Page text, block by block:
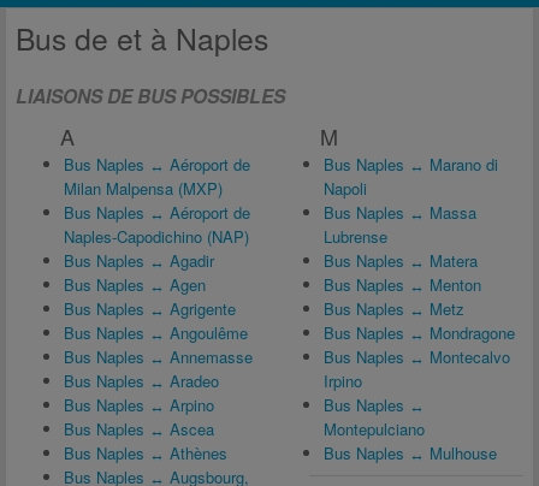
Bus de et à Naples
LIAISONS DE BUS POSSIBLES
A
Bus Naples ↔ Aéroport de
Milan Malpensa (MXP)
Bus Naples ↔ Aéroport de
Naples-Capodichino (NAP)
Bus Naples ↔ Agadir
Bus Naples ↔ Agen
Bus Naples ↔ Agrigente
Bus Naples ↔ Angoulême
Bus Naples ↔ Annemasse
Bus Naples ↔ Aradeo
Bus Naples ↔ Arpino
Bus Naples ↔ Ascea
Bus Naples ↔ Athènes
Bus Naples ↔ Augsbourg,
M
Bus Naples ↔ Marano di
Napoli
Bus Naples ↔ Massa
Lubrense
Bus Naples ↔ Matera
Bus Naples ↔ Menton
Bus Naples ↔ Metz
Bus Naples ↔ Mondragone
Bus Naples ↔ Montecalvo
Irpino
Bus Naples ↔
Montepulciano
Bus Naples ↔ Mulhouse